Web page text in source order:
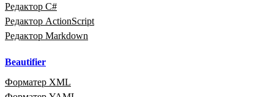
Редактор C#
Редактор ActionScript
Редактор Markdown
Beautifier
Форматер XML